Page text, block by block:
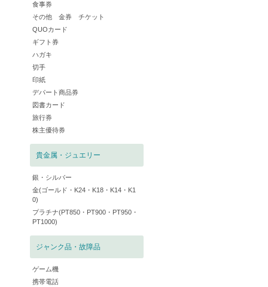
食事券
その他 金券 チケット
QUOカード
ギフト券
ハガキ
切手
印紙
デパート商品券
図書カード
旅行券
株主優待券
貴金属・ジュエリー
銀・シルバー
金(ゴールド・K24・K18・K14・K1
0)
プラチナ(PT850・PT900・PT950・
PT1000)
ジャンク品・故障品
ゲーム機
携帯電話